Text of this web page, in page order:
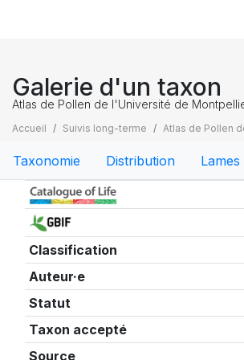
Galerie d'un taxon
Atlas de Pollen de l'Université de
Accueil Suivis long-terme Atlas de Pollen
Taxonomie Distribution Lames
Taxonomie
Classification
Auteur·e
Statut
Taxon accepté
Source